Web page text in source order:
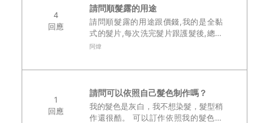
4
回應
請問順髮露的用途
請問順髮露的用途跟價錢,我的是全黏
式的髮片,每次洗完髮片跟護髮後,總覺
得戴個3天後就會感到髮片的髮質乾澀
阿煒
1
回應
請問可以依照自己髮色制作嗎？
我的髮色是灰白，我不想染髮，髮型稍
作還很酷。 可以訂作依照我的髮色的